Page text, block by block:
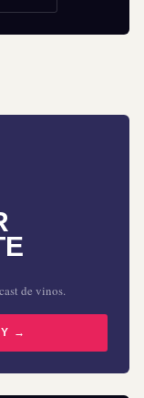
de vinos.
→